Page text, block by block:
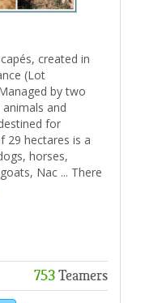
created in
(Lot
by two
and
for
29 hectares is a
horses,
Nac ... There
753Teamers